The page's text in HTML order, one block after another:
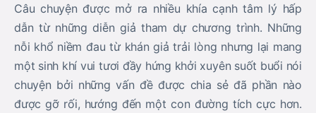
Câu chuyện được mở ra nhiều khía cạnh tâm lý hấp
dẫn từ những diễn giả tham dự chương trình. Những
nỗi khổ niềm đau từ khán giả trải lòng nhưng lại mang
một sinh khí vui tươi đầy hứng khởi xuyên suốt buổi nói
chuyện bởi những vấn đề được chia sẻ đã phần nào
được gỡ rối, hướng đến một con đường tích cực hơn.